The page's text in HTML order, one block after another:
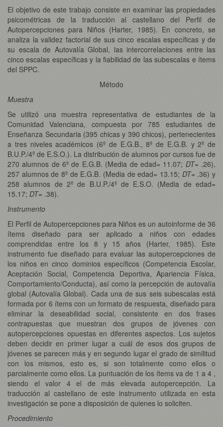
El objetivo de este trabajo consiste en examinar las propiedades
psicométricas de la traducción al castellano del Perfil de
Autopercepciones para Niños (Harter, 1985). En concreto, se
analiza la validez factorial de sus cinco escalas específicas y de
su escala de Autovalía Global, las intercorrelaciones entre las
cinco escalas específicas y la fiabilidad de las subescalas e ítems
del SPPC.
Método
Muestra
Se utilizó una muestra representativa de estudiantes de la
Comunidad Valenciana, compuesta por 785 estudiantes de
Enseñanza Secundaria (395 chicas y 390 chicos), pertenecientes
a tres niveles académicos (6º de E.G.B., 8º de E.G.B. y 2º de
B.U.P./4º de E.S.O.). La distribución de alumnos por cursos fue de
270 alumnos de 6º de E.G.B. (Media de edad= 11.07; DT= .26),
257 alumnos de 8º de E.G.B. (Media de edad= 13.15; DT= .36) y
258 alumnos de 2º de B.U.P./4º de E.S.O. (Media de edad=
15.17; DT= .38).
Instrumento
El Perfil de Autopercepciones para Niños es un autoinforme de 36
ítems diseñado para ser aplicado a niños con edades
comprendidas entre los 8 y 15 años (Harter, 1985). Este
instrumento fue diseñado para evaluar las autopercepciones de
los niños en cinco dominios específicos (Competencia Escolar,
Aceptación Social, Competencia Deportiva, Apariencia Física,
Comportamiento/Conducta), así como la percepción de autovalía
global (Autovalía Global). Cada una de sus seis subescalas está
formada por 6 ítems con un formato de respuesta, diseñado para
eliminar la deseabilidad social, consistente en dos frases
contrapuestas que muestran dos grupos de jóvenes con
autopercepciones opuestas en diferentes aspectos. Los sujetos
deben decidir en primer lugar a cuál de esos dos grupos de
jóvenes se parecen más y en segundo lugar el grado de similitud
con los mismos, esto es, si son totalmente como ellos o
parcialmente como ellos. La puntuación de los ítems va de 1 a 4 ,
siendo el valor 4 el de más elevada autopercepción. La
traducción al castellano de este instrumento utilizada en esta
investigación se pone a disposición de quienes lo soliciten.
Procedimiento